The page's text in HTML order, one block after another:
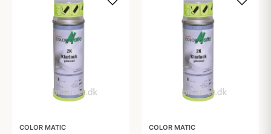
COLOR MATIC COLOR MATIC